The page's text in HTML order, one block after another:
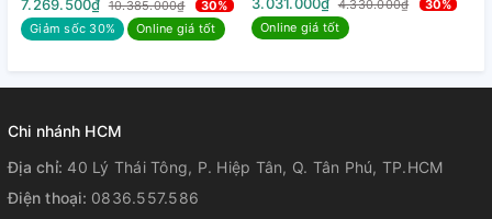
ánh sáng
7.269.500₫ 10.385.000₫
30%
Giảm sốc 30%
Online giá tốt
4.330.000₫
30%
Online giá tốt
Chi nhánh HCM
Địa chỉ: 40 Lý Thái Tông, P. Hiệp Tân, Q. Tân Phú, TP.HCM
Điện thoại: 0836.557.586